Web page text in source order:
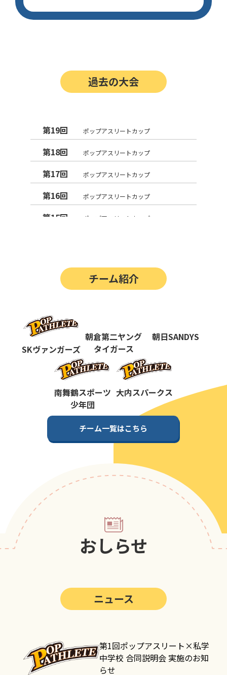
過去の大会
第19回 ポップアスリートカップ
第18回 ポップアスリートカップ
第17回 ポップアスリートカップ
第16回 ポップアスリートカップ
第15回 ポップアスリートカップ
第12回 決勝戦の動画はこちらから
第11回
第10回 ポップアスリートカップ
第9回 ポップアスリートカップ
第8回 ポップアスリートカップ
第7回 ポップアスリートカップ
第6回
ポップアスリートカップ
第3回
ポップアスリートカップ
ポップアスリートカップ
チーム紹介
SKヴァンガーズ
朝倉第二ヤング
タイガース
朝日SANDYS
南舞鶴スポーツ
少年団
大内スパークス
チーム一覧はこちら
おしらせ
ニュース
第1回ポップアスリート×私学
中学校 合同説明会 実施のお知
らせ